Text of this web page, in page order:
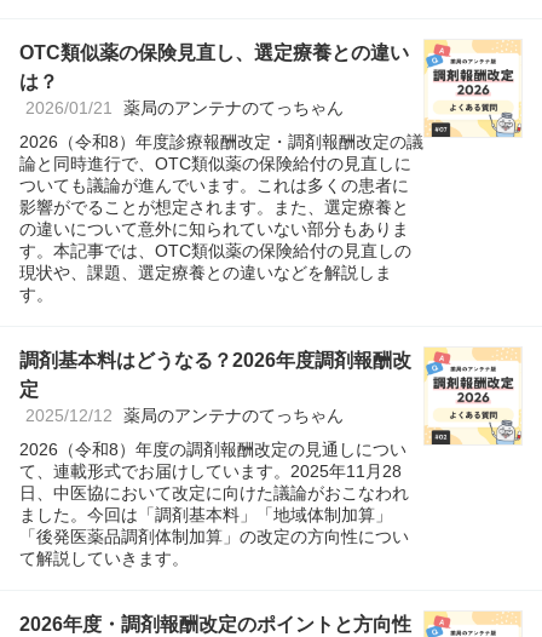
OTC類似薬の保険見直し、選定療養との違い
は？
2026/01/21 薬局のアンテナのてっちゃん
2026（令和8）年度診療報酬改定・調剤報酬改定の議
論と同時進行で、OTC類似薬の保険給付の見直しに
ついても議論が進んでいます。これは多くの患者に
影響がでることが想定されます。また、選定療養と
の違いについて意外に知られていない部分もありま
す。本記事では、OTC類似薬の保険給付の見直しの
現状や、課題、選定療養との違いなどを解説しま
す。
調剤基本料はどうなる？2026年度調剤報酬改
定
2025/12/12 薬局のアンテナのてっちゃん
2026（令和8）年度の調剤報酬改定の見通しについ
て、連載形式でお届けしています。2025年11月28
日、中医協において改定に向けた議論がおこなわれ
ました。今回は「調剤基本料」「地域体制加算」
「後発医薬品調剤体制加算」の改定の方向性につい
て解説していきます。
2026年度・調剤報酬改定のポイントと方向性